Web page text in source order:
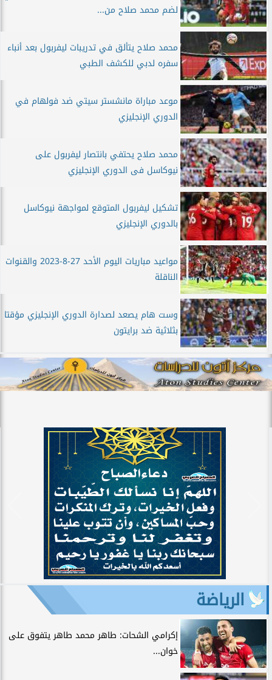
لضم محمد صلاح من...
محمد صلاح يتألق في تدريبات ليفربول بعد أنباء
سفره لدبي للكشف الطبي
موعد مباراة مانشستر سيتي ضد فولهام في
الدوري الإنجليزي
محمد صلاح يحتفي بانتصار ليفربول على
نيوكاسل فى الدوري الإنجليزي
تشكيل ليفربول المتوقع لمواجهة نيوكاسل
بالدوري الإنجليزي
مواعيد مباريات اليوم الأحد 27-8-2023 والقنوات
الناقلة
وست هام يصعد لصدارة الدوري الإنجليزي مؤقتا
بثلاثية ضد برايتون
الرياضة
إكرامي الشحات: طاهر محمد طاهر يتفوق على
خوان...